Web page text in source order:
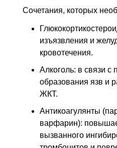
Сочетания, которых
изъязвления и
кровотечения.
Алкоголь: в связи
образования язв и
ЖКТ.
Антикоагулянты
варфарин):
вызванного